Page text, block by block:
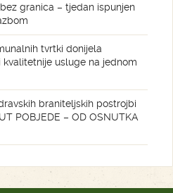
granica – tjedan ispunjen
tvrtki donijela
usluge na jednom
braniteljskih postrojbi
POBJEDE – OD OSNUTKA